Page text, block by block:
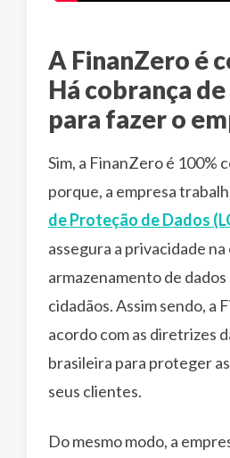
A FinanZero é
Há cobrança
para fazer o
Sim, a FinanZero é 100%
porque, a empresa
de Proteção de Dados
assegura a privacidade
armazenamento de dados
cidadãos. Assim sendo, a
acordo com as diretrizes
brasileira para proteger
seus clientes.
Do mesmo modo, a